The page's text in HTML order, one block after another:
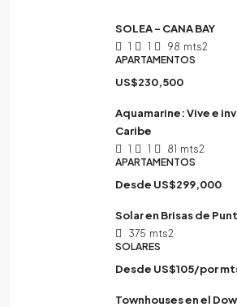
SOLEA – CANA BAY
1 1 98 mts2
APARTAMENTOS
US$230,500
Aquamarine: Vive e
Caribe
1 1 81 mts2
APARTAMENTOS
Desde US$299,000
Solar en Brisas de
375 mts2
SOLARES
Desde US$105/por
Townhouses en el